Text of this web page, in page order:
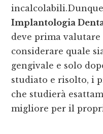
Implantologia
deve prima valutare
considerare quale
gengivale e solo
studiato e risolto, i
che studierà
migliore per il